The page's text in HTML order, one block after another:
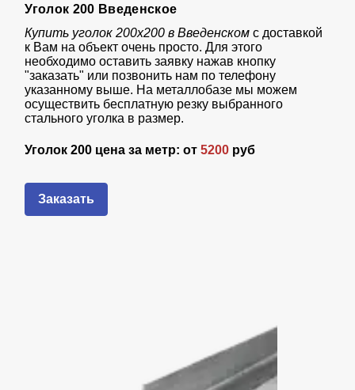
Уголок 200 Введенское
Купить уголок 200х200 в Введенскомс доставкой
к Вам на объект очень просто. Для этого
необходимо оставить заявку нажав кнопку
"заказать" или позвонить нам по телефону
указанному выше. На металлобазе мы можем
осуществить бесплатную резку выбранного
стального уголка в размер.
Уголок 200 цена за метр: от5200 руб
Заказать